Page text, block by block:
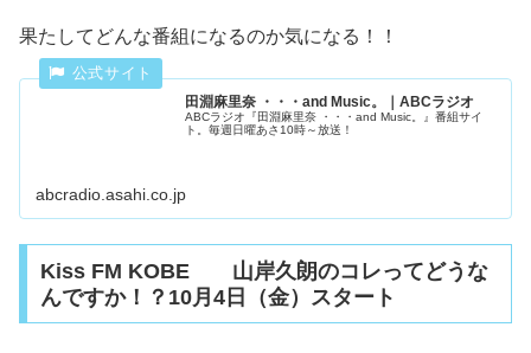
果たしてどんな番組になるのか気になる！！
田淵麻里奈 ・・・and Music。｜ABCラジオ
ABCラジオ『田淵麻里奈 ・・・and Music。』番組サイ
ト。毎週日曜あさ10時～放送！
abcradio.asahi.co.jp
Kiss FM KOBE 山岸久朗のコレってどうな
んですか！？10月4日（金）スタート